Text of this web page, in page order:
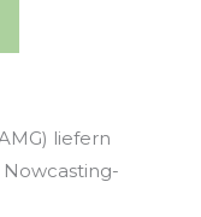
liefern
Nowcasting-